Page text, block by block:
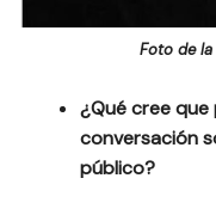
Foto de
¿Qué cree
conversación
público?